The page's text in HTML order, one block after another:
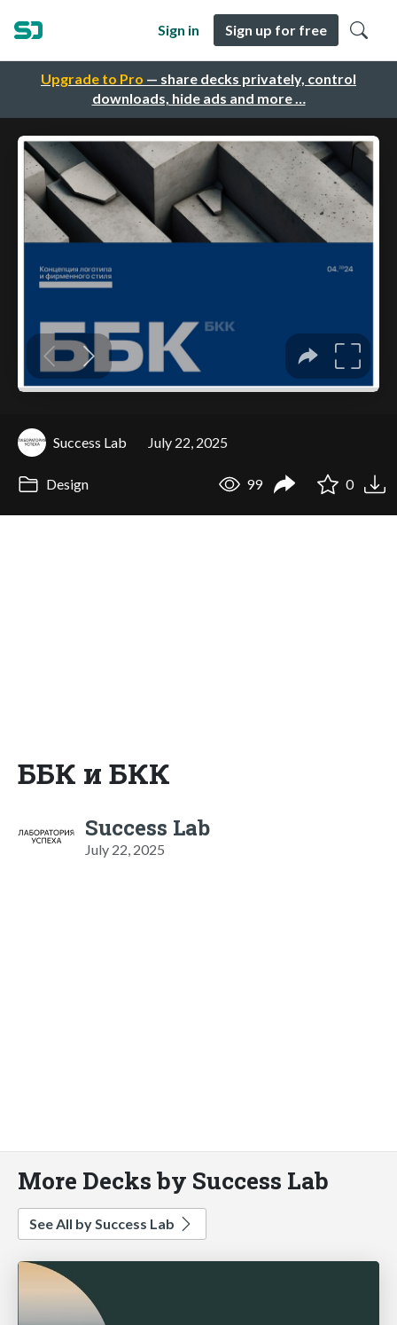
Upgrade to Pro — share decks privately, control
downloads, hide ads and more …
Sign in Sign up for free
Success Lab July 22, 2025
Design 99 0
ББК и БКК
Success Lab
July 22, 2025
More Decks by Success Lab
See All by Success Lab